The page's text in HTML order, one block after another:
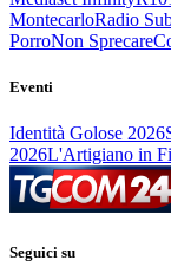
MontecarloRadio
PorroNon Sprecare
Eventi
Identità Golose 2026
2026L'Artigiano in
Seguici su